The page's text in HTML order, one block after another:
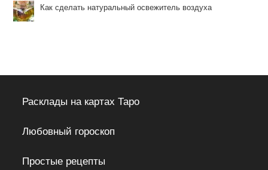
Как сделать натуральный освежитель воздуха
Расклады на картах Таро
Любовный гороскоп
Простые рецепты